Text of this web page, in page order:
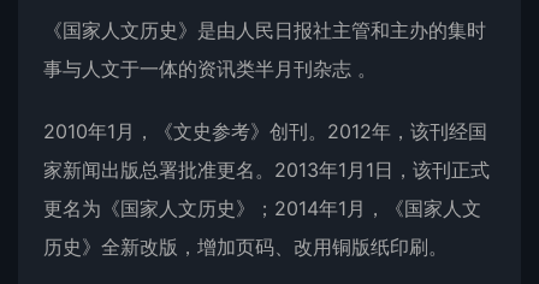
《国家人文历史》是由人民日报社主管和主办的集时
事与人文于一体的资讯类半月刊杂志 。
2010年1月，《文史参考》创刊。2012年，该刊经国
家新闻出版总署批准更名。2013年1月1日，该刊正式
更名为《国家人文历史》；2014年1月，《国家人文
历史》全新改版，增加页码、改用铜版纸印刷。